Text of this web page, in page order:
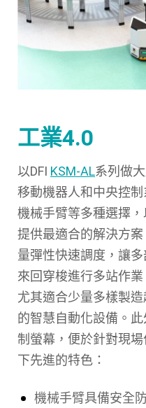
工業4.0
以DFI KSM-AL系列做
移動機器人和中央控
機械手臂等多種選擇
提供最適合的解決方
量彈性快速調度，讓
來回穿梭進行多站作
尤其適合少量多樣製
的智慧自動化設備。
制螢幕，便於針對現
下先進的特色：
機械手臂具備安全